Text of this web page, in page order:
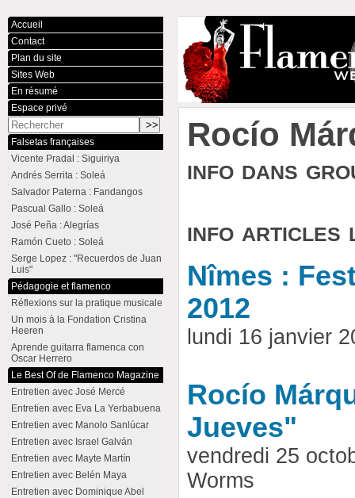
Rocío
info dans
info articles
Nîmes :
2012
lundi 16 janvier
Rocío
Jueves"
vendredi 25
Worms
Accueil
Contact
Plan du site
Sites Web
En résumé
Espace privé
Falsetas françaises
Vicente Pradal : Siguiriya
Andrés Serrita : Soleá
Salvador Paterna : Fandangos
Pascual Gallo : Soleá
José Peña : Alegrías
Ramón Cueto : Soleá
Serge Lopez : "Recuerdos de Juan
Luis"
Pédagogie et flamenco
Réflexions sur la pratique musicale
Un mois à la Fondation Cristina
Heeren
Aprende guitarra flamenca con
Oscar Herrero
Le Best Of de Flamenco Magazine
Entretien avec José Mercé
Entretien avec Eva La Yerbabuena
Entretien avec Manolo Sanlúcar
Entretien avec Israel Galván
Entretien avec Mayte Martín
Entretien avec Belén Maya
Entretien avec Dominique Abel